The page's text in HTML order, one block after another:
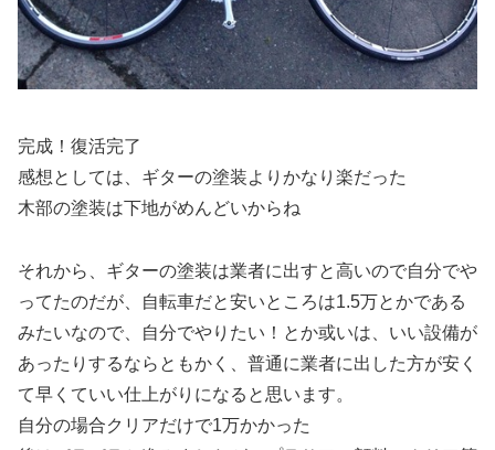
完成！復活完了
感想としては、ギターの塗装よりかなり楽だった
木部の塗装は下地がめんどいからね
それから、ギターの塗装は業者に出すと高いので自分でや
ってたのだが、自転車だと安いところは1.5万とかである
みたいなので、自分でやりたい！とか或いは、いい設備が
あったりするならともかく、普通に業者に出した方が安く
て早くていい仕上がりになると思います。
自分の場合クリアだけで1万かかった